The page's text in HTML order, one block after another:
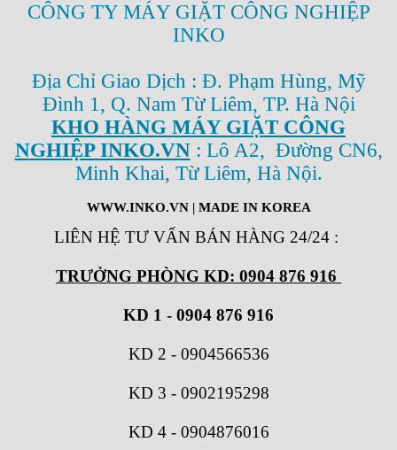
CÔNG TY MÁY GIẶT CÔNG NGHIỆP
INKO
Địa Chỉ Giao Dịch : Đ. Phạm Hùng, Mỹ
Đình 1, Q. Nam Từ Liêm, TP. Hà Nội
KHO HÀNG MÁY GIẶT CÔNG
NGHIỆP INKO.VN: Lô A2, Đường CN6,
Minh Khai, Từ Liêm, Hà Nội.
WWW.INKO.VN| MADE IN KOREA
LIÊN HỆ TƯ VẤN BÁN HÀNG 24/24 :
TRƯỞNG PHÒNG KD: 0904 876 916
KD 1 - 0904 876 916
KD 2 - 0904566536
KD 3 - 0902195298
KD 4 - 0904876016